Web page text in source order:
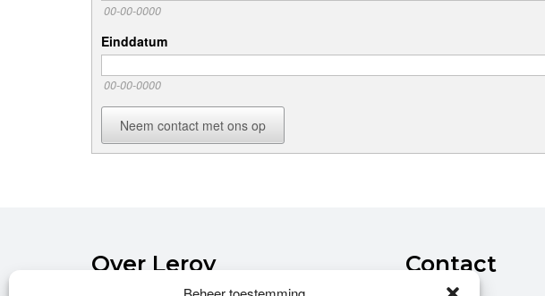
00-00-0000
Einddatum
00-00-0000
Neem contact met ons op
Over Leroy Contact